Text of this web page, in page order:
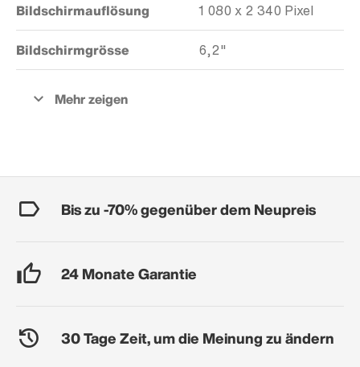
Bildschirmauflösung 1 080 x 2 340 Pixel
Bildschirmgrösse 6,2"
Bis zu -70% gegenüber dem Neupreis
24 Monate Garantie
30 Tage Zeit, um die Meinung zu ändern